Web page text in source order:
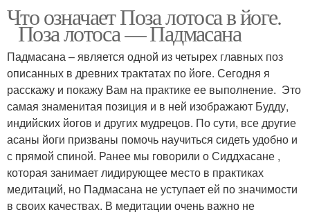
Что означает Поза лотоса в йоге.
Поза лотоса — Падмасана
Падмасана – является одной из четырех главных поз
описанных в древних трактатах по йоге. Сегодня я
расскажу и покажу Вам на практике ее выполнение. Это
самая знаменитая позиция и в ней изображают Будду,
индийских йогов и других мудрецов. По сути, все другие
асаны йоги призваны помочь научиться сидеть удобно и
с прямой спиной. Ранее мы говорили о Сиддхасане ,
которая занимает лидирующее место в практиках
медитаций, но Падмасана не уступает ей по значимости
в своих качествах. В медитации очень важно не